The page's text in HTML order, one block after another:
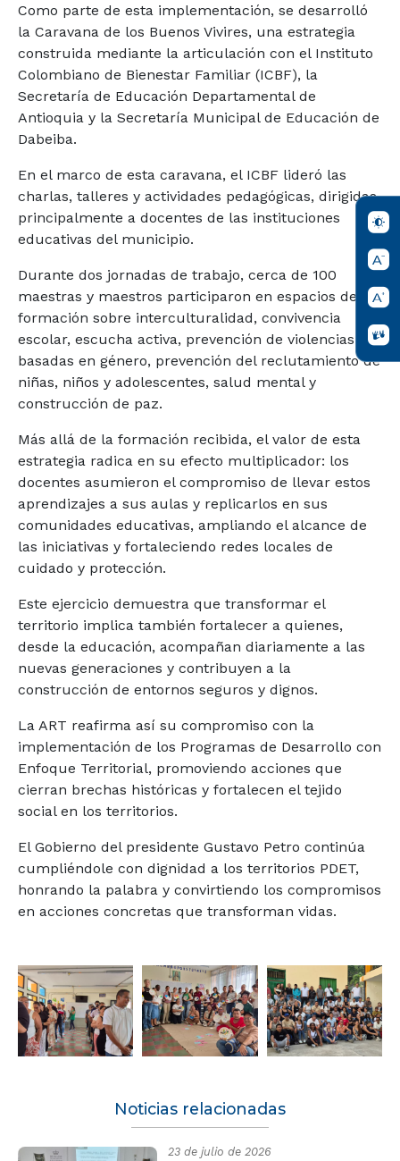
Como parte de esta implementación, se desarrolló
la Caravana de los Buenos Vivires, una estrategia
construida mediante la articulación con el Instituto
Colombiano de Bienestar Familiar (ICBF), la
Secretaría de Educación Departamental de
Antioquia y la Secretaría Municipal de Educación de
Dabeiba.
En el marco de esta caravana, el ICBF lideró las
charlas, talleres y actividades pedagógicas, dirigidas
principalmente a docentes de las instituciones
educativas del municipio.
Durante dos jornadas de trabajo, cerca de 100
maestras y maestros participaron en espacios de
formación sobre interculturalidad, convivencia
escolar, escucha activa, prevención de violencias
basadas en género, prevención del reclutamiento de
niñas, niños y adolescentes, salud mental y
construcción de paz.
Más allá de la formación recibida, el valor de esta
estrategia radica en su efecto multiplicador: los
docentes asumieron el compromiso de llevar estos
aprendizajes a sus aulas y replicarlos en sus
comunidades educativas, ampliando el alcance de
las iniciativas y fortaleciendo redes locales de
cuidado y protección.
Este ejercicio demuestra que transformar el
territorio implica también fortalecer a quienes,
desde la educación, acompañan diariamente a las
nuevas generaciones y contribuyen a la
construcción de entornos seguros y dignos.
La ART reafirma así su compromiso con la
implementación de los Programas de Desarrollo con
Enfoque Territorial, promoviendo acciones que
cierran brechas históricas y fortalecen el tejido
social en los territorios.
El Gobierno del presidente Gustavo Petro continúa
cumpliéndole con dignidad a los territorios PDET,
honrando la palabra y convirtiendo los compromisos
en acciones concretas que transforman vidas.
Noticias relacionadas
23 de julio de 2026